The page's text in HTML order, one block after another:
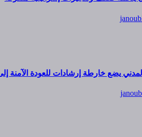
يضع خارطة إرشادات للعودة الآمنة إلى